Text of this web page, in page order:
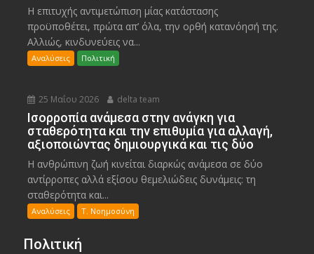
Η επιτυχής αντιμετώπιση μίας κατάστασης
προϋποθέτει, πρώτα απ’ όλα, την ορθή κατανόησή της.
Αλλιώς, κινδυνεύεις να...
Αναλύσεις Πολιτική
25 Μαΐου 2026 delta team
Ισορροπία ανάμεσα στην ανάγκη για
σταθερότητα και την επιθυμία για αλλαγή,
αξιοποιώντας δημιουργικά και τις δύο
Η ανθρώπινη ζωή κινείται διαρκώς ανάμεσα σε δύο
αντίρροπες αλλά εξίσου θεμελιώδεις δυνάμεις: τη
σταθερότητα και...
Αναλύσεις Τ. Νοημοσύνη
Πολιτική